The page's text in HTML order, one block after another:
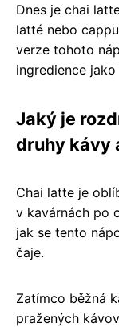
Dnes je chai
latté nebo
verze tohoto
ingredience
Jaký je
druhy kávy
Chai latte je
v kavárnách po
jak se tento
čaje.
Zatímco běžná
pražených